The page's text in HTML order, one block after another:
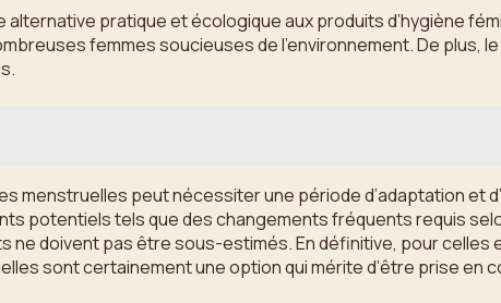
pratique et écologique aux produits d’hygiène
femmes soucieuses de l’environnement. De plus,
menstruelles peut nécessiter une période d’adaptation et
potentiels tels que des changements fréquents requis
doivent pas être sous-estimés. En définitive, pour celles
sont certainement une option qui mérite d’être prise en